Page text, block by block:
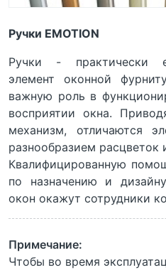
Ручки EMOTION
Ручки - практически
элемент оконной
важную роль в
восприятии окна.
механизм, отличаются
разнообразием расцветок
Квалифицированную
по назначению и
окон окажут сотрудники
Примечание:
Чтобы во время